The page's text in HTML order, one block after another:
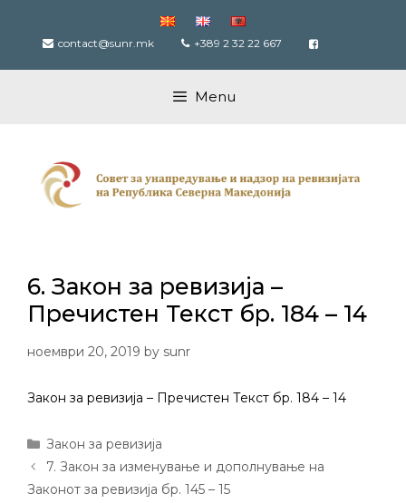
content contact@sunr.mk +389 2 32 22 667
Menu
6. Закон за ревизија –
Пречистен Текст бр. 184 – 14
ноември 20, 2019 by sunr
Закон за ревизија – Пречистен Текст бр. 184 – 14
Categories
Закон за ревизија
Post
navigation
7. Закон за изменување и дополнување на
Законот за ревизија бр. 145 – 15